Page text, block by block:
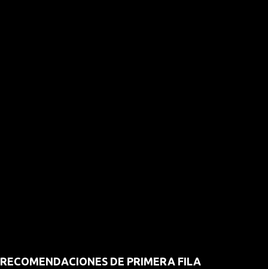
RECOMENDACIONES DE PRIMERA FILA